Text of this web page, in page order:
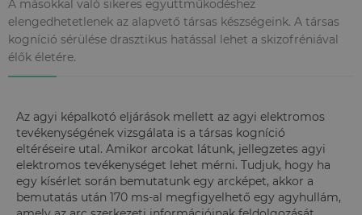
A másokkal való sikeres együttműködéshez
elengedhetetlenek az alapvető társas készségeink. A társas
kogníció sérülése drasztikus hatással lehet a skizofréniával
élők életére.
Az agyi képalkotó eljárások mellett az agyi elektromos
tevékenységének vizsgálata is a társas kogníció
eltéréseire utal. Amikor arcokat látunk, jellegzetes agyi
elektromos tevékenységet lehet mérni. Tudjuk, hogy ha
egy kísérlet során bemutatunk egy arcképet, akkor a
bemutatás után 170 ms-al megfigyelhető egy agyhullám,